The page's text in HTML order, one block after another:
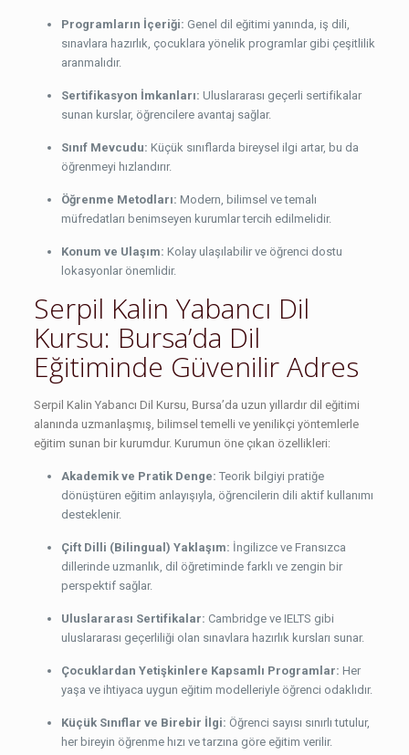
Programların İçeriği: Genel dil eğitimi yanında, iş dili,
sınavlara hazırlık, çocuklara yönelik programlar gibi çeşitlilik
aranmalıdır.
Sertifikasyon İmkanları: Uluslararası geçerli sertifikalar
sunan kurslar, öğrencilere avantaj sağlar.
Sınıf Mevcudu: Küçük sınıflarda bireysel ilgi artar, bu da
öğrenmeyi hızlandırır.
Öğrenme Metodları: Modern, bilimsel ve temalı
müfredatları benimseyen kurumlar tercih edilmelidir.
Konum ve Ulaşım: Kolay ulaşılabilir ve öğrenci dostu
lokasyonlar önemlidir.
Serpil Kalin Yabancı Dil
Kursu: Bursa’da Dil
Eğitiminde Güvenilir Adres
Serpil Kalin Yabancı Dil Kursu, Bursa’da uzun yıllardır dil eğitimi
alanında uzmanlaşmış, bilimsel temelli ve yenilikçi yöntemlerle
eğitim sunan bir kurumdur. Kurumun öne çıkan özellikleri:
Akademik ve Pratik Denge: Teorik bilgiyi pratiğe
dönüştüren eğitim anlayışıyla, öğrencilerin dili aktif kullanımı
desteklenir.
Çift Dilli (Bilingual) Yaklaşım: İngilizce ve Fransızca
dillerinde uzmanlık, dil öğretiminde farklı ve zengin bir
perspektif sağlar.
Uluslararası Sertifikalar: Cambridge ve IELTS gibi
uluslararası geçerliliği olan sınavlara hazırlık kursları sunar.
Çocuklardan Yetişkinlere Kapsamlı Programlar: Her
yaşa ve ihtiyaca uygun eğitim modelleriyle öğrenci odaklıdır.
Küçük Sınıflar ve Birebir İlgi: Öğrenci sayısı sınırlı tutulur,
her bireyin öğrenme hızı ve tarzına göre eğitim verilir.